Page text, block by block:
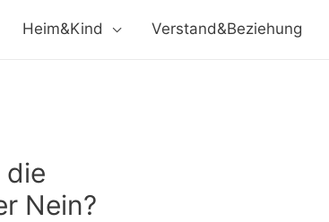
Heim&Kind Verstand&Beziehung
die
Nein?